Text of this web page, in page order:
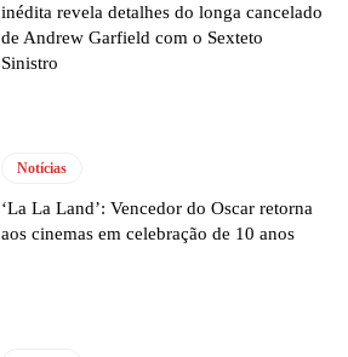
inédita revela detalhes do longa cancelado
de Andrew Garfield com o Sexteto
Sinistro
Notícias
‘La La Land’: Vencedor do Oscar retorna
aos cinemas em celebração de 10 anos